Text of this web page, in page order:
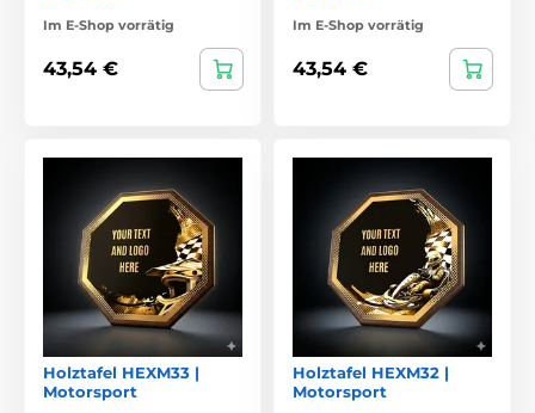
Im E-Shop vorrätig
43,54 €
Im E-Shop vorrätig
43,54 €
Holztafel HEXM33 |
Motorsport
Holztafel HEXM32 |
Motorsport